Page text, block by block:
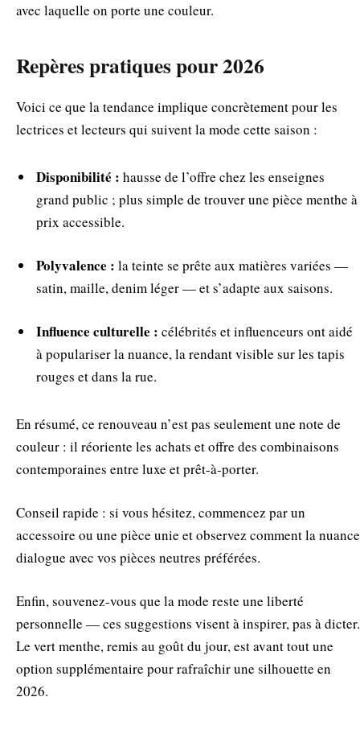
avec laquelle on porte une couleur.
Repères pratiques pour 2026
Voici ce que la tendance implique concrètement pour les
lectrices et lecteurs qui suivent la mode cette saison :
Disponibilité : hausse de l’offre chez les enseignes
grand public ; plus simple de trouver une pièce menthe à
prix accessible.
Polyvalence : la teinte se prête aux matières variées —
satin, maille, denim léger — et s’adapte aux saisons.
Influence culturelle : célébrités et influenceurs ont aidé
à populariser la nuance, la rendant visible sur les tapis
rouges et dans la rue.
En résumé, ce renouveau n’est pas seulement une note de
couleur : il réoriente les achats et offre des combinaisons
contemporaines entre luxe et prêt-à-porter.
Conseil rapide : si vous hésitez, commencez par un
accessoire ou une pièce unie et observez comment la nuance
dialogue avec vos pièces neutres préférées.
Enfin, souvenez-vous que la mode reste une liberté
personnelle — ces suggestions visent à inspirer, pas à dicter.
Le vert menthe, remis au goût du jour, est avant tout une
option supplémentaire pour rafraîchir une silhouette en
2026.